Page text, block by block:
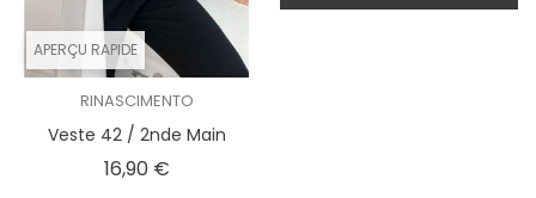
APERÇU RAPIDE
RINASCIMENTO
Veste 42 / 2nde Main
16,90 €